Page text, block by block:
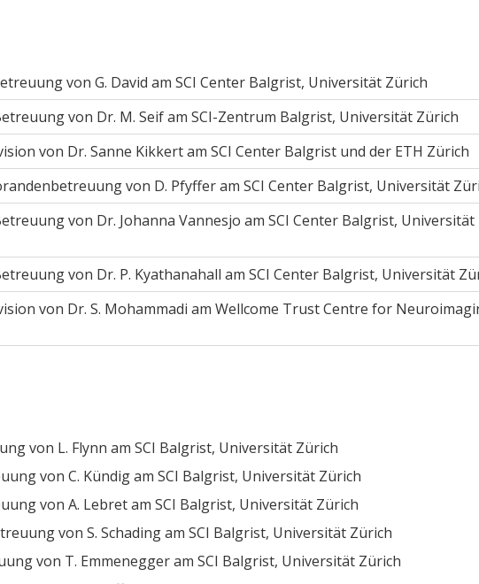
von G. David am SCI Center Balgrist, Universität Zürich
von Dr. M. Seif am SCI-Zentrum Balgrist, Universität Zürich
von Dr. Sanne Kikkert am SCI Center Balgrist und der ETH Zürich
von D. Pfyffer am SCI Center Balgrist, Universität
von Dr. Johanna Vannesjo am SCI Center Balgrist, Universität
von Dr. P. Kyathanahall am SCI Center Balgrist, Universität
von Dr. S. Mohammadi am Wellcome Trust Centre for
von L. Flynn am SCI Balgrist, Universität Zürich
von C. Kündig am SCI Balgrist, Universität Zürich
von A. Lebret am SCI Balgrist, Universität Zürich
von S. Schading am SCI Balgrist, Universität Zürich
von T. Emmenegger am SCI Balgrist, Universität Zürich